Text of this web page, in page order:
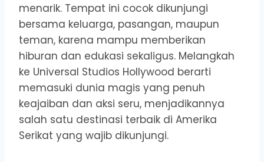
menarik. Tempat ini cocok dikunjungi
bersama keluarga, pasangan, maupun
teman, karena mampu memberikan
hiburan dan edukasi sekaligus. Melangkah
ke Universal Studios Hollywood berarti
memasuki dunia magis yang penuh
keajaiban dan aksi seru, menjadikannya
salah satu destinasi terbaik di Amerika
Serikat yang wajib dikunjungi.